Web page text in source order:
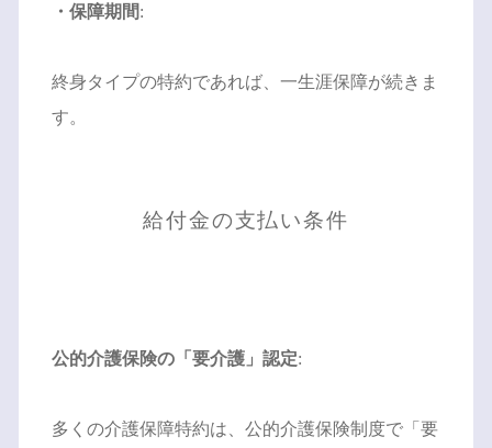
・保障期間:
終身タイプの特約であれば、一生涯保障が続きま
す。
給付金の支払い条件
公的介護保険の「要介護」認定:
多くの介護保障特約は、公的介護保険制度で「要